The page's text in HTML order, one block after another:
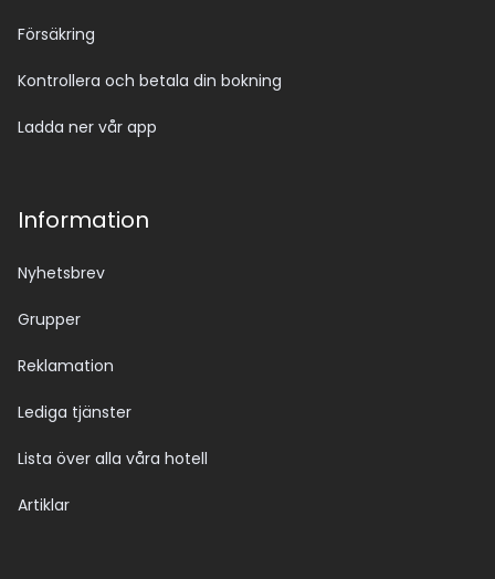
Försäkring
Kontrollera och betala din bokning
Ladda ner vår app
Information
Nyhetsbrev
Grupper
Reklamation
Lediga tjänster
Lista över alla våra hotell
Artiklar